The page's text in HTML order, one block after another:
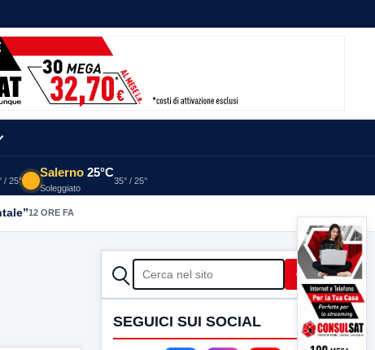
/ 25°
Salerno 25°C
Soleggiato
35° / 25°
12 ORE FA
CERCA Cerca
SEGUICI SUI SOCIAL